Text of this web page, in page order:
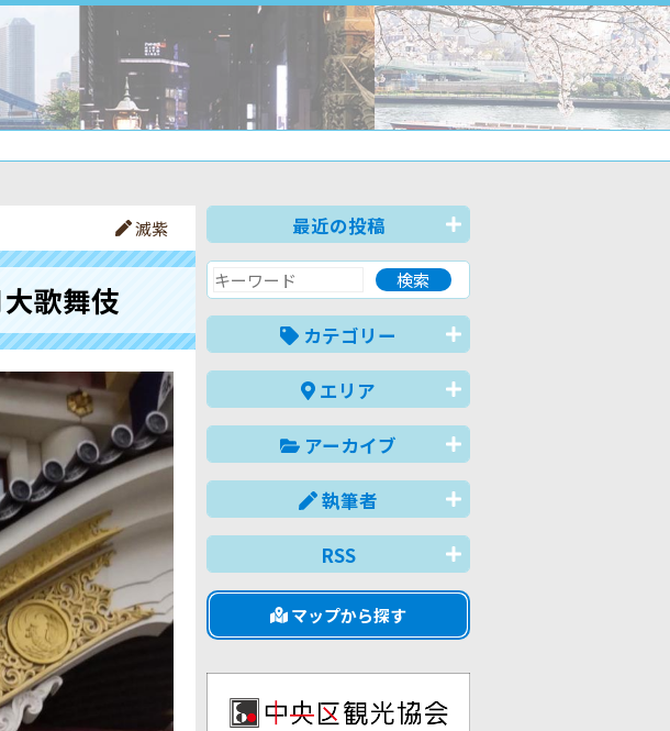
滅紫
歌舞伎
最近の投稿
カテゴリー
エリア
アーカイブ
執筆者
RSS
マップから探す